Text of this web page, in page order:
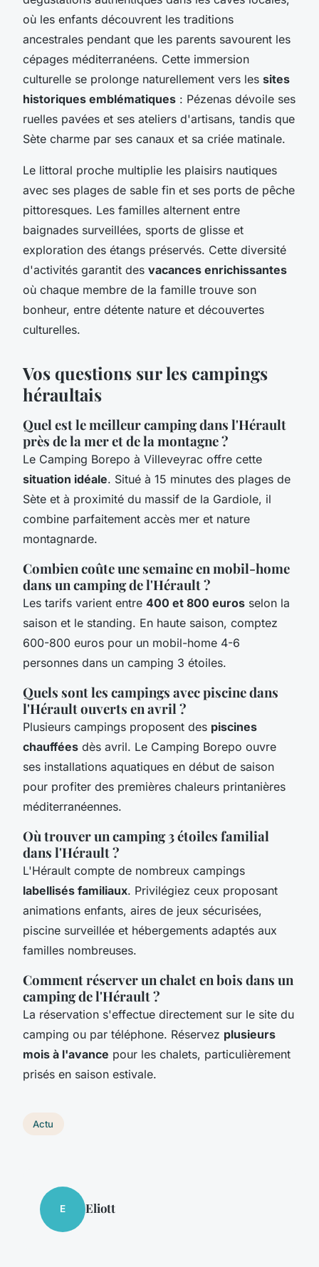
où les enfants découvrent les traditions
ancestrales pendant que les parents savourent les
cépages méditerranéens. Cette immersion
culturelle se prolonge naturellement vers les sites
historiques emblématiques : Pézenas dévoile ses
ruelles pavées et ses ateliers d'artisans, tandis que
Sète charme par ses canaux et sa criée matinale.
Le littoral proche multiplie les plaisirs nautiques
avec ses plages de sable fin et ses ports de pêche
pittoresques. Les familles alternent entre
baignades surveillées, sports de glisse et
exploration des étangs préservés. Cette diversité
d'activités garantit des vacances enrichissantes
où chaque membre de la famille trouve son
bonheur, entre détente nature et découvertes
culturelles.
Vos questions sur les campings
héraultais
Quel est le meilleur camping dans l'Hérault
près de la mer et de la montagne ?
Le Camping Borepo à Villeveyrac offre cette
situation idéale. Situé à 15 minutes des plages de
Sète et à proximité du massif de la Gardiole, il
combine parfaitement accès mer et nature
montagnarde.
Combien coûte une semaine en mobil-home
dans un camping de l'Hérault ?
Les tarifs varient entre 400 et 800 euros selon la
saison et le standing. En haute saison, comptez
600-800 euros pour un mobil-home 4-6
personnes dans un camping 3 étoiles.
Quels sont les campings avec piscine dans
l'Hérault ouverts en avril ?
Plusieurs campings proposent des piscines
chauffées dès avril. Le Camping Borepo ouvre
ses installations aquatiques en début de saison
pour profiter des premières chaleurs printanières
méditerranéennes.
Où trouver un camping 3 étoiles familial
dans l'Hérault ?
L'Hérault compte de nombreux campings
labellisés familiaux. Privilégiez ceux proposant
animations enfants, aires de jeux sécurisées,
piscine surveillée et hébergements adaptés aux
familles nombreuses.
Comment réserver un chalet en bois dans un
camping de l'Hérault ?
La réservation s'effectue directement sur le site du
camping ou par téléphone. Réservez plusieurs
mois à l'avance pour les chalets, particulièrement
prisés en saison estivale.
Actu
E Eliott